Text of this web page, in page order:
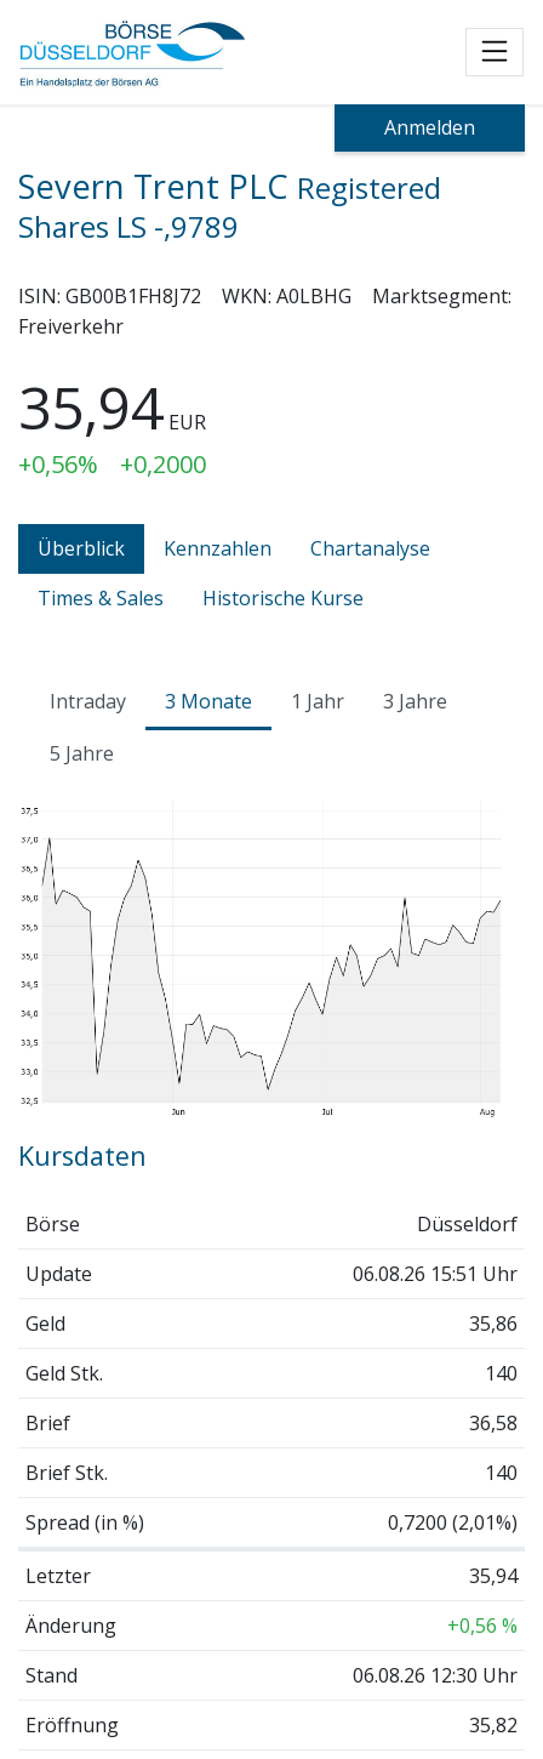
Anmelden
Severn Trent PLC Registered
Shares LS -,9789
ISIN: GB00B1FH8J72 WKN: A0LBHG
Marktsegment:
Freiverkehr
35,94 EUR
+0,56% +0,2000
Überblick Kennzahlen
Chartanalyse
Times & Sales
Historische Kurse
Intraday 3 Monate 1 Jahr
3 Jahre
5 Jahre
Kursdaten
Börse
Düsseldorf
Update
06.08.26 15:51 Uhr
Geld
35,86
Geld Stk.
140
Brief
36,58
Brief Stk.
140
Spread (in %)
0,7200 (2,01%)
Letzter
35,94
Änderung
+0,56 %
Stand
06.08.26 12:30 Uhr
Eröffnung
35,82